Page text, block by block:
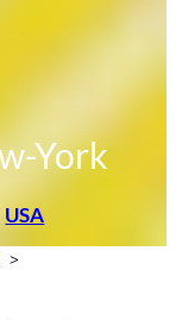
York
USA